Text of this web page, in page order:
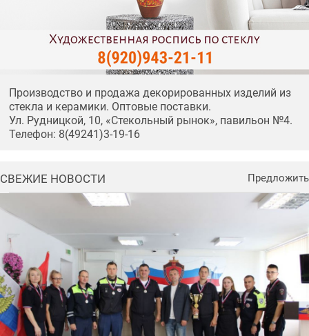
Производство и продажа декорированных изделий из
стекла и керамики. Оптовые поставки.
Ул. Рудницкой, 10, «Стекольный рынок», павильон №4.
Телефон: 8(49241)3-19-16
СВЕЖИЕ НОВОСТИ Предложить